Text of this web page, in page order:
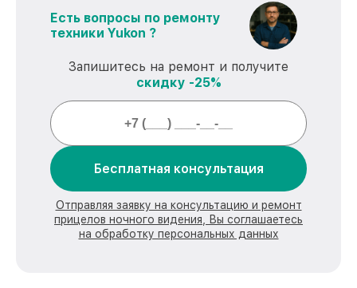
Есть вопросы по ремонту
техники Yukon ?
Запишитесь на ремонт и получите
скидку -25%
Бесплатная консультация
Отправляя заявку на консультацию и ремонт
прицелов ночного видения, Вы соглашаетесь
на обработку персональных данных